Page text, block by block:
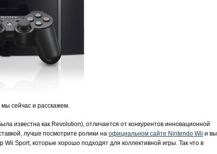
мы сейчас и расскажем.
известна как Revolution), отличается от конкурентов инновационной
лучше посмотрите ролики на официальном сайте Nintendo Wii и вы
Sport, которые хорошо подходят для коллективной игры. Так что в